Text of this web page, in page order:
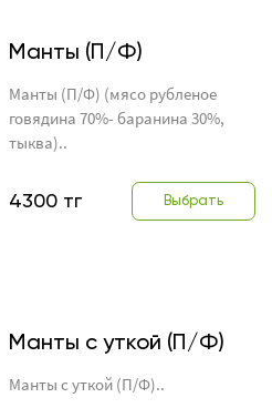
Манты (П/Ф)
Манты (П/Ф) (мясо рубленое
говядина 70%- баранина 30%,
тыква)..
4300 тг Выбрать
Манты с уткой (П/Ф)
Манты с уткой (П/Ф)..